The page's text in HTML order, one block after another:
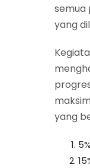
semua
yang
yang